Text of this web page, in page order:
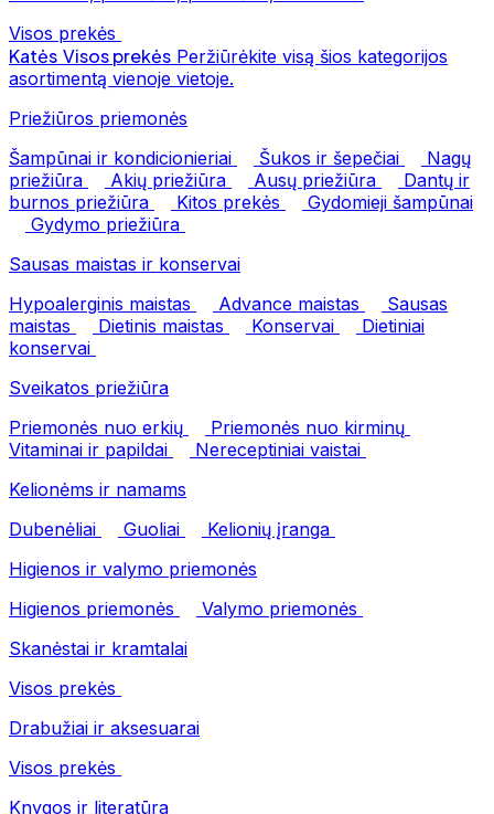
Visos prekės
Katės Visos prekės Peržiūrėkite visą šios kategorijos
asortimentą vienoje vietoje.
Priežiūros priemonės
Šampūnai ir kondicionieriai
Šukos ir šepečiai
Nagų
priežiūra
Akių priežiūra Ausų priežiūra
Dantų ir
burnos priežiūra
Kitos prekės
Gydomieji šampūnai
Gydymo priežiūra
Sausas maistas ir konservai
Hypoalerginis maistas
Advance maistas
Sausas
maistas
Dietinis maistas Konservai
Dietiniai
konservai
Sveikatos priežiūra
Priemonės nuo erkių
Priemonės nuo kirminų
Vitaminai ir papildai
Nereceptiniai vaistai
Kelionėms ir namams
Dubenėliai
Guoliai
Kelionių įranga
Higienos ir valymo priemonės
Higienos priemonės
Valymo priemonės
Skanėstai ir kramtalai
Visos prekės
Drabužiai ir aksesuarai
Visos prekės
Knygos ir literatūra